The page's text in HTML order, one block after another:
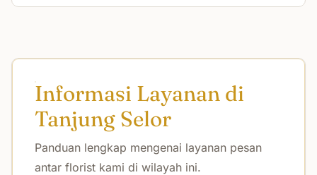
Informasi Layanan di
Tanjung Selor
Panduan lengkap mengenai layanan pesan
antar florist kami di wilayah ini.